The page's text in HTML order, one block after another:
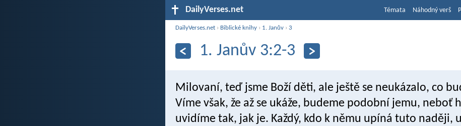
DailyVerses.net Témata Náhodný verš
DailyVerses.net › Biblické knihy › 1. Janův ›3
1. Janův 3:2-3
Milovaní, teď jsme Boží děti, ale ještě se neukázalo, co
Víme však, že až se ukáže, budeme podobní jemu, neboť
uvidíme tak, jak je. Každý, kdo k němu upíná tuto naději,